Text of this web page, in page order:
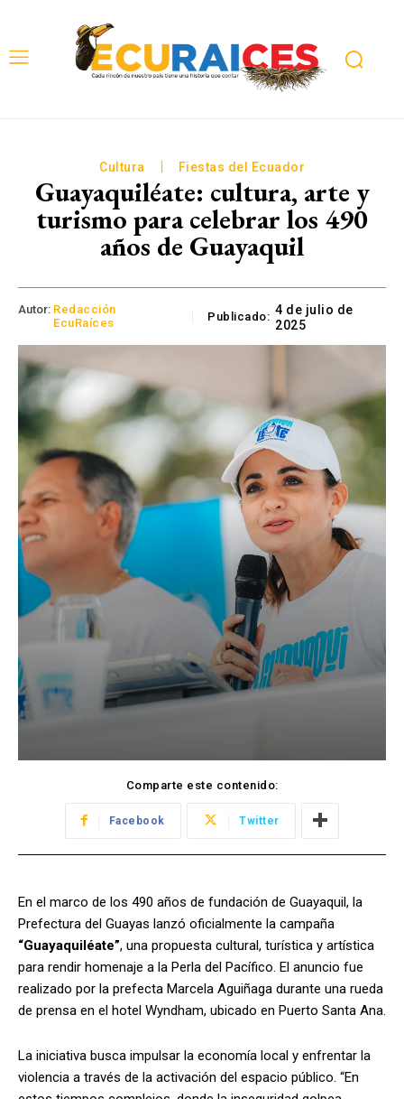
Cultura Fiestas del Ecuador
Guayaquiléate: cultura, arte y
turismo para celebrar los 490
años de Guayaquil
Autor: Redacción
EcuRaíces
Publicado: 4 de julio de
2025
Comparte este contenido:
Facebook Twitter
En el marco de los 490 años de fundación de Guayaquil, la
Prefectura del Guayas lanzó oficialmente la campaña
“Guayaquiléate”, una propuesta cultural, turística y artística
para rendir homenaje a la Perla del Pacífico. El anuncio fue
realizado por la prefecta Marcela Aguiñaga durante una rueda
de prensa en el hotel Wyndham, ubicado en Puerto Santa Ana.
La iniciativa busca impulsar la economía local y enfrentar la
violencia a través de la activación del espacio público. “En